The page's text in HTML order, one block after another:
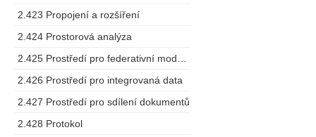
2.423 Propojení a rozšíření
2.424 Prostorová analýza
2.426 Prostředí pro integrovaná data
2.427 Prostředí pro sdílení dokumentů
2.428 Protokol